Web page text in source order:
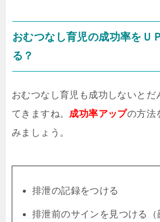
おむつなし育児の成功率をＵ
る？
おむつなし育児も成功しないとだ
てきますね。 成功率アップの方法
みましょう。
排泄の記録をつける
排泄前のサインを見つける（